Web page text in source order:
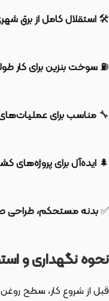
🛠️استقلال کامل از برق
⛽سوخت بنزین برای کار
🔧 مناسب برای
🌲 ایده‌آل برای پروژه‌های
✅بدنه مستحکم، طراحی
نحوه نگهداری و
قبل از شروع کار، سطح روغن